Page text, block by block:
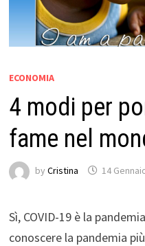
ECONOMIA
4 modi per
fame nel
by Cristina 14
Sì, COVID-19 è la
conoscere la pandemia